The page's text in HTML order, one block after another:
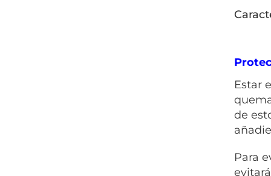
Estar
de
Para